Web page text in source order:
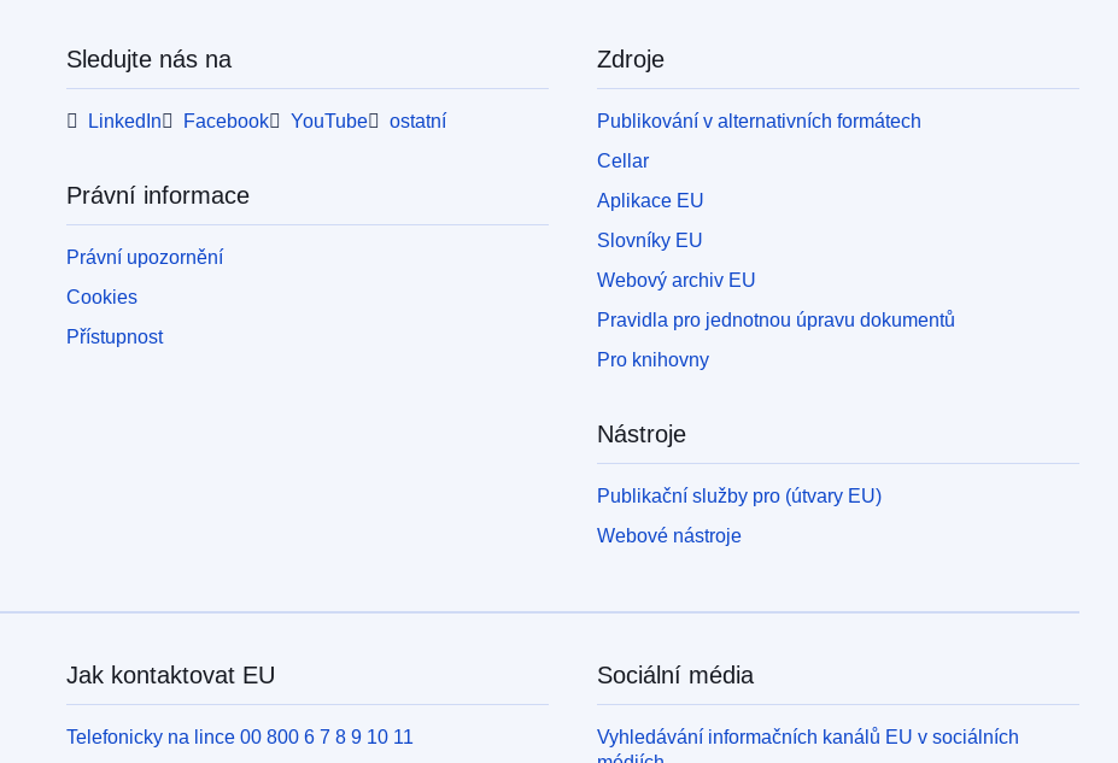
Sledujte nás na
LinkedIn Facebook YouTube ostatní
Právní informace
Právní upozornění
Cookies
Přístupnost
Zdroje
Publikování v alternativních formátech
Cellar
Aplikace EU
Slovníky EU
Webový archiv EU
Pravidla pro jednotnou úpravu dokumentů
Pro knihovny
Nástroje
Publikační služby pro (útvary EU)
Webové nástroje
Jak kontaktovat EU
Telefonicky na lince 00 800 6 7 8 9 10 11
Sociální média
Vyhledávání informačních kanálů EU v sociálních